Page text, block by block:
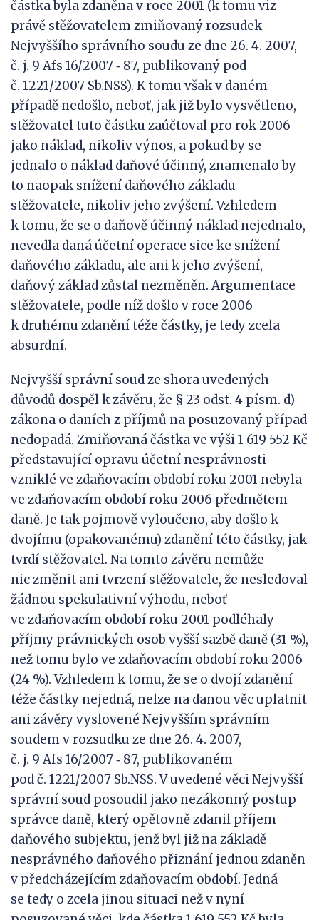
částka byla zdaněna v roce 2001 (k tomu viz
právě stěžovatelem zmiňovaný rozsudek
Nejvyššího správního soudu ze dne 26. 4. 2007,
č. j. 9 Afs 16/2007 ‑ 87, publikovaný pod
č. 1221/2007 Sb.NSS). K tomu však v daném
případě nedošlo, neboť, jak již bylo vysvětleno,
stěžovatel tuto částku zaúčtoval pro rok 2006
jako náklad, nikoliv výnos, a pokud by se
jednalo o náklad daňové účinný, znamenalo by
to naopak snížení daňového základu
stěžovatele, nikoliv jeho zvýšení. Vzhledem
k tomu, že se o daňově účinný náklad nejednalo,
nevedla daná účetní operace sice ke snížení
daňového základu, ale ani k jeho zvýšení,
daňový základ zůstal nezměněn. Argumentace
stěžovatele, podle níž došlo v roce 2006
k druhému zdanění téže částky, je tedy zcela
absurdní.
Nejvyšší správní soud ze shora uvedených
důvodů dospěl k závěru, že § 23 odst. 4 písm. d)
zákona o daních z příjmů na posuzovaný případ
nedopadá. Zmiňovaná částka ve výši 1 619 552 Kč
představující opravu účetní nesprávnosti
vzniklé ve zdaňovacím období roku 2001 nebyla
ve zdaňovacím období roku 2006 předmětem
daně. Je tak pojmově vyloučeno, aby došlo k
dvojímu (opakovanému) zdanění této částky, jak
tvrdí stěžovatel. Na tomto závěru nemůže
nic změnit ani tvrzení stěžovatele, že nesledoval
žádnou spekulativní výhodu, neboť
ve zdaňovacím období roku 2001 podléhaly
příjmy právnických osob vyšší sazbě daně (31 %),
než tomu bylo ve zdaňovacím období roku 2006
(24 %). Vzhledem k tomu, že se o dvojí zdanění
téže částky nejedná, nelze na danou věc uplatnit
ani závěry vyslovené Nejvyšším správním
soudem v rozsudku ze dne 26. 4. 2007,
č. j. 9 Afs 16/2007 ‑ 87, publikovaném
pod č. 1221/2007 Sb.NSS. V uvedené věci Nejvyšší
správní soud posoudil jako nezákonný postup
správce daně, který opětovně zdanil příjem
daňového subjektu, jenž byl již na základě
nesprávného daňového přiznání jednou zdaněn
v předcházejícím zdaňovacím období. Jedná
se tedy o zcela jinou situaci než v nyní